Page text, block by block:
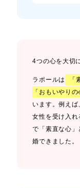
4つの心を大切
ラポールは
「おもいやりの
います。例えば
女性を受け入れ
で「素直な心
婚できました。